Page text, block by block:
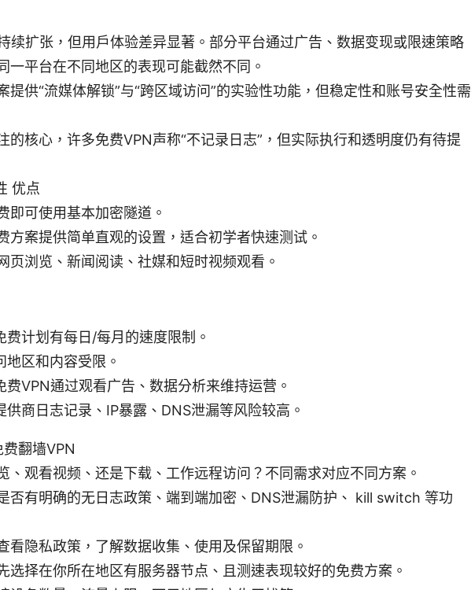
续扩张，但用户体验差异显著。部分平台通过广告、数据变现或限速策略
一平台在不同地区的表现可能截然不同。
提供“流媒体解锁”与“跨区域访问”的实验性功能，但稳定性和账号安全性需
的核心，许多免费VPN声称“不记录日志”，但实际执行和透明度仍有待提
优点
即可使用基本加密隧道。
方案提供简单直观的设置，适合初学者快速测试。
页浏览、新闻阅读、社媒和短时视频观看。
计划有每日/每月的速度限制。
区和内容受限。
VPN通过观看广告、数据分析来维持运营。
商日志记录、IP暴露、DNS泄漏等风险较高。
费翻墙VPN
、观看视频、还是下载、工作远程访问？不同需求对应不同方案。
否有明确的无日志政策、端到端加密、DNS泄漏防护、 kill switch 等功
看隐私政策，了解数据收集、使用及保留期限。
选择在你所在地区有服务器节点、且测速表现较好的免费方案。